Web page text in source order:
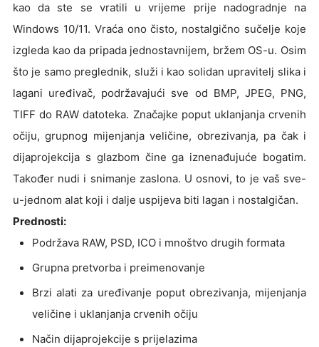
kao da ste se vratili u vrijeme prije nadogradnje na
Windows 10/11. Vraća ono čisto, nostalgično sučelje koje
izgleda kao da pripada jednostavnijem, bržem OS-u. Osim
što je samo preglednik, služi i kao solidan upravitelj slika i
lagani uređivač, podržavajući sve od BMP, JPEG, PNG,
TIFF do RAW datoteka. Značajke poput uklanjanja crvenih
očiju, grupnog mijenjanja veličine, obrezivanja, pa čak i
dijaprojekcija s glazbom čine ga iznenađujuće bogatim.
Također nudi i snimanje zaslona. U osnovi, to je vaš sve-
u-jednom alat koji i dalje uspijeva biti lagan i nostalgičan.
Prednosti:
Podržava RAW, PSD, ICO i mnoštvo drugih formata
Grupna pretvorba i preimenovanje
Brzi alati za uređivanje poput obrezivanja, mijenjanja
veličine i uklanjanja crvenih očiju
Način dijaprojekcije s prijelazima